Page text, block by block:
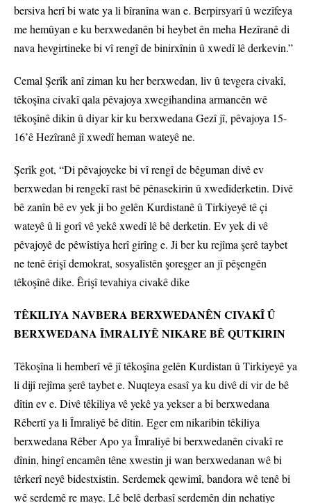
bersiva herî bi wate ya li bîranîna wan e. Berpirsyarî û wezîfeya
me hemûyan e ku berxwedanên bi heybet ên meha Hezîranê di
nava hevgirtineke bi vî rengî de binirxînin û xwedî lê derkevin.”
Cemal Şerîk anî ziman ku her berxwedan, liv û tevgera civakî,
têkoşîna civakî qala pêvajoya xwegihandina armancên wê
têkoşînê dikin û diyar kir ku berxwedana Gezî jî, pêvajoya 15-
16’ê Hezîranê jî xwedî heman wateyê ne.
Şerîk got, “Di pêvajoyeke bi vî rengî de bêguman divê ev
berxwedan bi rengekî rast bê pênasekirin û xwedîderketin. Divê
bê zanîn bê ev yek ji bo gelên Kurdistanê û Tirkiyeyê tê çi
wateyê û li gorî vê yekê xwedî lê bê derketin. Ev yek di vê
pêvajoyê de pêwîstiya herî girîng e. Ji ber ku rejîma şerê taybet
ne tenê êrişî demokrat, sosyalîstên şoreşger an jî pêşengên
têkoşînê dike. Êrişî tevahiya civakê dike
TÊKILIYA NAVBERA BERXWEDANÊN CIVAKÎ Û
BERXWEDANA ÎMRALIYÊ NIKARE BÊ QUTKIRIN
Têkoşîna li hemberî vê jî têkoşîna gelên Kurdistan û Tirkiyeyê ya
li dijî rejîma şerê taybet e. Nuqteya esasî ya ku divê di vir de bê
dîtin ev e. Divê têkiliya vê yekê ya yekser a bi berxwedana
Rêbertî ya li Îmraliyê bê dîtin. Eger em nikaribin têkiliya
berxwedana Rêber Apo ya Îmraliyê bi berxwedanên civakî re
dînin, hingî encamên têne xwestin ji wan berxwedanan wê bi
têrkerî neyê bidestxistin. Serdemek qewimî, bandora wê tenê bi
wê serdemê re maye. Lê belê derbasî serdemên din nehatiye